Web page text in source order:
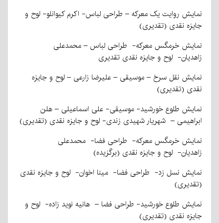
نمایش روایت یک معرکه – طراحی لباس- اکرم کیوانلو- لوح و
جایزه نقدی (تقدیری)
نمایش خرمگس معرکه- طراحی لباس – محمدعلی
زاهدیان- لوح و جایزه نقدی تقدیری
نمایش نقل سرخ – موسیقی – علیرضا زارعی – لوح و جایزه
نقدی (تقدیری)
نمایش طلوع خورشید- موسیقی- علی اسماعیلی – هلن
ابراهیمی – شهریار شهیدی زندی- لوح و جایزه نقدی (تقدیری)
نمایش خرمگس معرکه- طراحی فضا- محمدعلی
زاهدیان‌- لوح و جایزه نقدی (برگزیده)
نمایش نسل زد- طراحی فضا- مینا اخوان- لوح و جایزه نقدی
(تقدیری)
نمایش طلوع خورشید- طراحی فضا – هانیه نوید زاده- لوح و
جایزه نقدی (تقدیری)